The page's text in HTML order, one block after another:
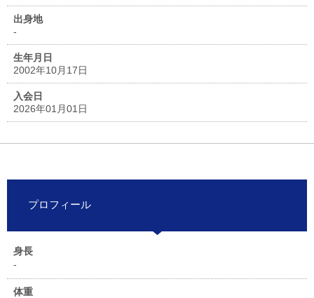
出身地
-
生年月日
2002年10月17日
入会日
2026年01月01日
プロフィール
身長
-
体重